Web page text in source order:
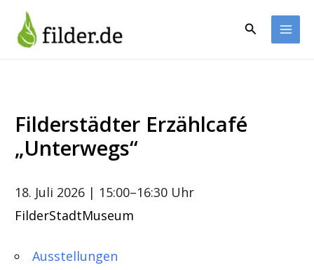
Inhalt
springen
Suchen
Filderstädter Erzählcafé
„Unterwegs“
18. Juli 2026 | 15:00–16:30 Uhr
FilderStadtMuseum
Ausstellungen